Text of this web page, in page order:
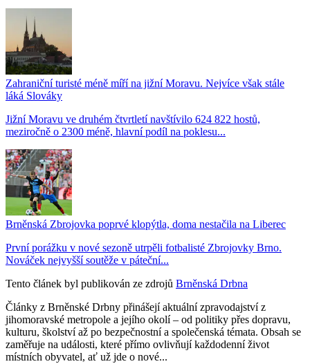
Zahraniční turisté méně míří na jižní Moravu. Nejvíce však stále
láká Slováky
Jižní Moravu ve druhém čtvrtletí navštívilo 624 822 hostů,
meziročně o 2300 méně, hlavní podíl na poklesu...
Brněnská Zbrojovka poprvé klopýtla, doma nestačila na Liberec
První porážku v nové sezoně utrpěli fotbalisté Zbrojovky Brno.
Nováček nejvyšší soutěže v páteční...
Tento článek byl publikován ze zdrojů Brněnská Drbna
Články z Brněnské Drbny přinášejí aktuální zpravodajství z
jihomoravské metropole a jejího okolí – od politiky přes dopravu,
kulturu, školství až po bezpečnostní a společenská témata. Obsah se
zaměřuje na události, které přímo ovlivňují každodenní život
místních obyvatel, ať už jde o nové...